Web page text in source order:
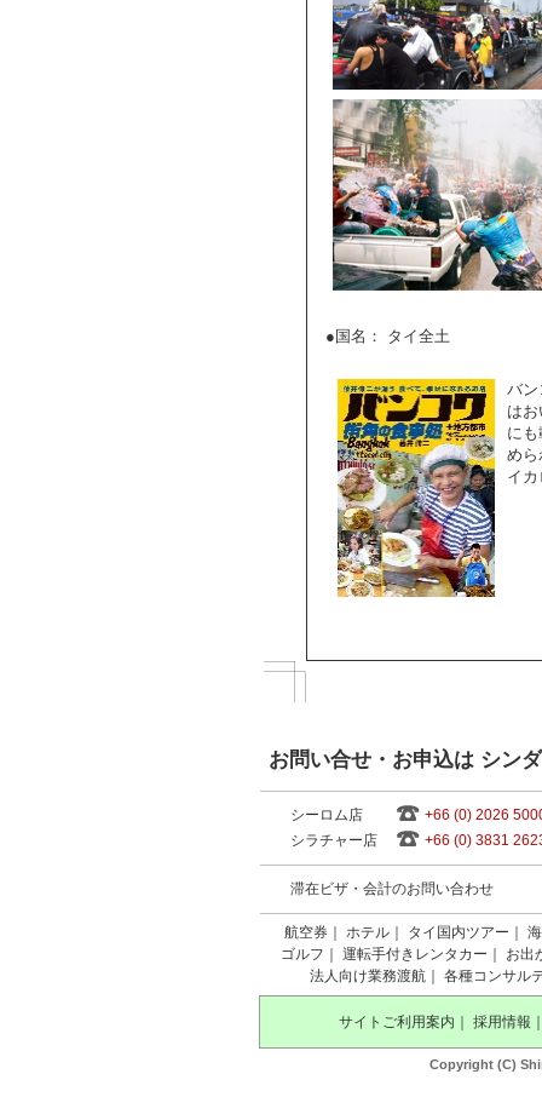
●国名： タイ全土
バン
は
に
めら
イ
お問い合せ・お申込は シン
シーロム店
+66 (0) 2026
シラチャー店
+66 (0) 3831
滞在ビザ・会計のお問い合わせ
航空券 ホテル タイ国内ツアー
ゴルフ
運転手付きレンタカー
お出
法人向け業務渡航
各種コンサル
サイトご利用案内 採用情報
Copyright (C)